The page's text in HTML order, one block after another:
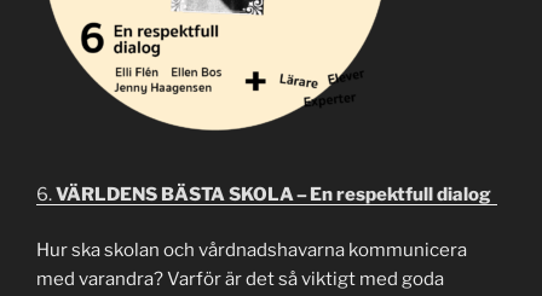
6.VÄRLDENS BÄSTA SKOLA – En respektfull dialog
Hur ska skolan och vårdnadshavarna kommunicera
med varandra? Varför är det så viktigt med goda